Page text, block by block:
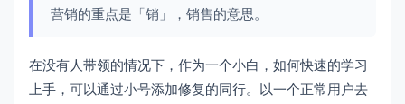
营销的重点是「销」，销售的意思。
在没有人带领的情况下，作为一个小白，如何快速的学习
上手，可以通过小号添加修复的同行。以一个正常用户去